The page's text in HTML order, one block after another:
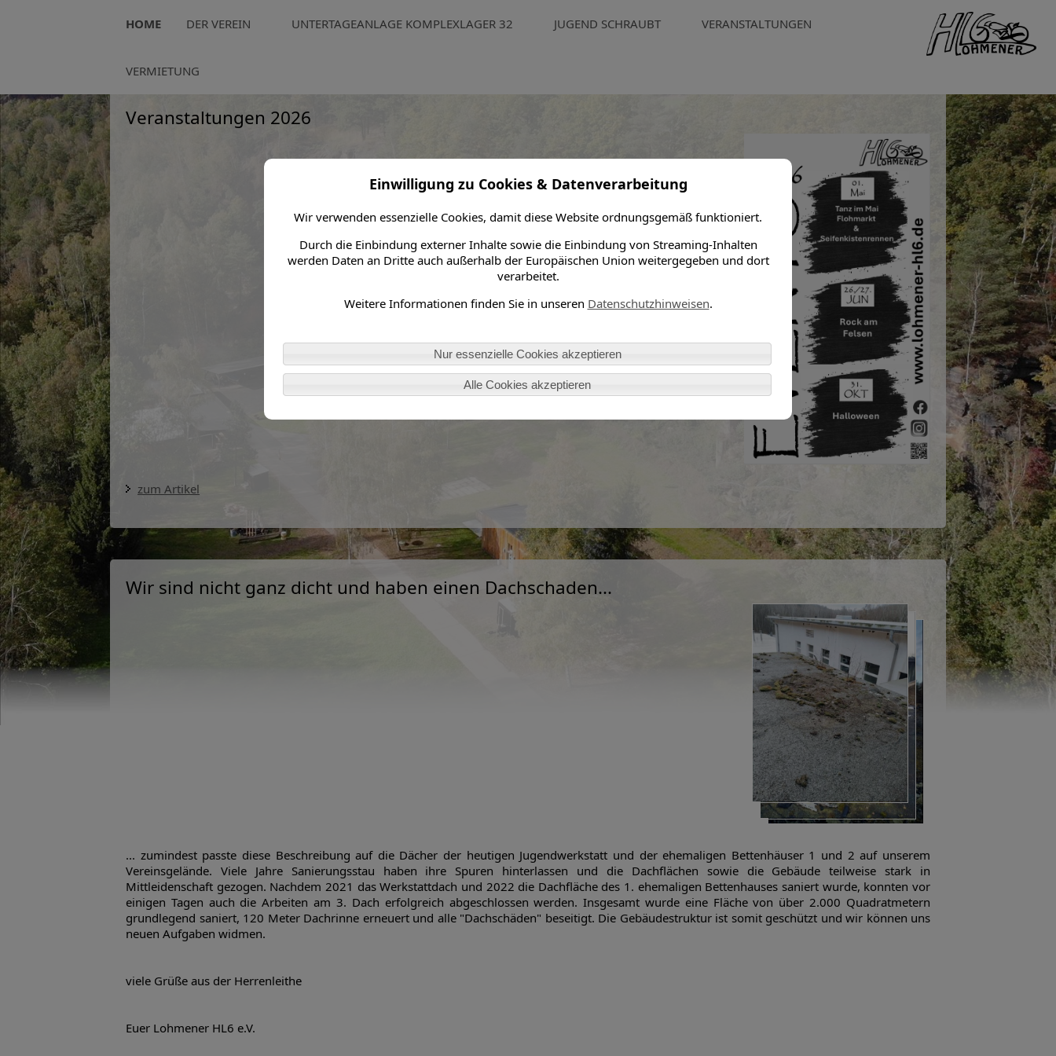
Einwilligung zu Cookies & Datenverarbeitung
Wir verwenden essenzielle Cookies, damit diese Website ordnungsgemäß funktioniert.
Durch die Einbindung externer Inhalte sowie die Einbindung von Streaming-Inhalten
werden Daten an Dritte auch außerhalb der Europäischen Union weitergegeben und dort
verarbeitet.
Weitere Informationen finden Sie in unseren Datenschutzhinweisen.
Nur essenzielle Cookies akzeptieren
Alle Cookies akzeptieren
HOME DER VEREIN UNTERTAGEANLAGE KOMPLEXLAGER 32 JUGEND SCHRAUBT VERANSTALTUNGEN
VERMIETUNG
Veranstaltungen 2026
zum Artikel
Wir sind nicht ganz dicht und haben einen Dachschaden...
... zumindest passte diese Beschreibung auf die Dächer der heutigen Jugendwerkstatt und der ehemaligen Bettenhäuser 1 und 2 auf unserem
Vereinsgelände. Viele Jahre Sanierungsstau haben ihre Spuren hinterlassen und die Dachflächen sowie die Gebäude teilweise stark in
Mittleidenschaft gezogen. Nachdem 2021 das Werkstattdach und 2022 die Dachfläche des 1. ehemaligen Bettenhauses saniert wurde, konnten vor
einigen Tagen auch die Arbeiten am 3. Dach erfolgreich abgeschlossen werden. Insgesamt wurde eine Fläche von über 2.000 Quadratmetern
grundlegend saniert, 120 Meter Dachrinne erneuert und alle "Dachschäden" beseitigt. Die Gebäudestruktur ist somit geschützt und wir können uns
neuen Aufgaben widmen.
viele Grüße aus der Herrenleithe
Euer Lohmener HL6 e.V.